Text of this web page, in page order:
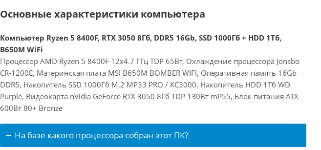
Основные характеристики компьютера
Компьютер Ryzen 5 8400F, RTX 3050 8Гб, DDR5 16Gb, SSD 1000Гб + HDD 1Тб,
B650M WiFi
Процессор AMD Ryzen 5 8400F 12x4.7 ГГц TDP 65Вт, Охлаждение процессора Jonsbo
CR-1200E, Материнская плата MSI B650M BOMBER WIFI, Оперативная память 16Gb
DDR5, Накопитель SSD 1000Гб M.2 MP33 PRO / KC3000, Накопитель HDD 1Тб WD
Purple, Видеокарта nVidia GeForce RTX 3050 8Гб TDP 130Вт mP55, Блок питания ATX
600Вт 80+ Bronze
На базе какого процессора собран этот ПК?